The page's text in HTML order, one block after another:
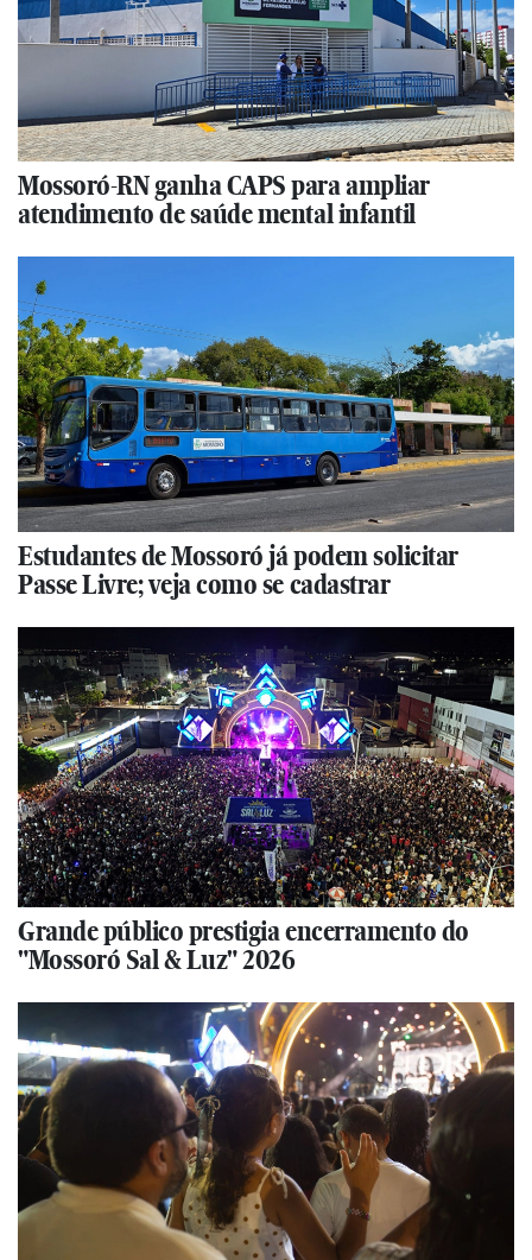
Mossoró-RN ganha CAPS para ampliar
atendimento de saúde mental infantil
Estudantes de Mossoró já podem solicitar
Passe Livre; veja como se cadastrar
Grande público prestigia encerramento do
"Mossoró Sal & Luz" 2026